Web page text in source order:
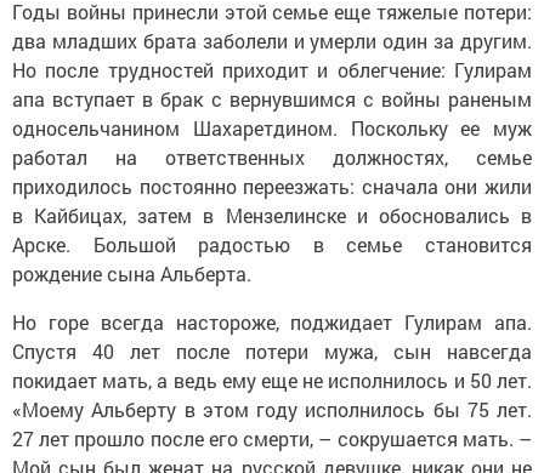
два младших брата заболели и умерли один за другим.
Но после трудностей приходит и облегчение: Гулирам
апа вступает в брак с вернувшимся с войны раненым
односельчанином Шахаретдином. Поскольку ее муж
работал на ответственных должностях, семье
приходилось постоянно переезжать: сначала они жили
в Кайбицах, затем в Мензелинске и обосновались в
Арске. Большой радостью в семье становится
рождение сына Альберта.
Но горе всегда настороже, поджидает Гулирам апа.
Спустя 40 лет после потери мужа, сын навсегда
покидает мать, а ведь ему еще не исполнилось и 50 лет.
«Моему Альберту в этом году исполнилось бы 75 лет.
27 лет прошло после его смерти, – сокрушается мать. –
Мой сын был женат на русской девушке, никак они не